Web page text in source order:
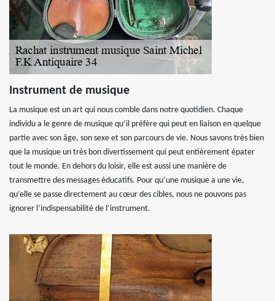
Instrument de musique
La musique est un art qui nous comble dans notre quotidien. Chaque
individu a le genre de musique qu’il préfère qui peut en liaison en quelque
partie avec son âge, son sexe et son parcours de vie. Nous savons très bien
que la musique un très bon divertissement qui peut entièrement épater
tout le monde. En dehors du loisir, elle est aussi une manière de
transmettre des messages éducatifs. Pour qu’une musique a une vie,
qu’elle se passe directement au cœur des cibles, nous ne pouvons pas
ignorer l’indispensabilité de l’instrument.